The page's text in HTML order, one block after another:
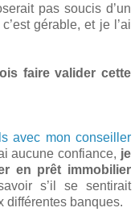
pas soucis d’un
gérable, et je l’ai
faire valider cette
avec mon conseiller
aucune confiance, je
en prêt immobilier
s’il se sentirait
différentes banques.